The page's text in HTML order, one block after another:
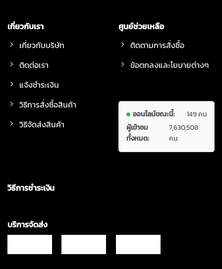
เกี่ยวกับเรา
เกี่ยวกับบริษัท
ติดต่อเรา
แจ้งชำระเงิน
วิธีการสั่งซื้อสินค้า
วิธีจัดส่งสินค้า
ศูนย์ช่วยเหลือ
ติดตามการสั่งซื้อ
ข้อตกลงและโยบายต่างๆ
ออนไลน์ขณะนี้:
149 คน
ผู้เข้าชม
ทั้งหมด:
7,630,508
คน
วิธีการชำระเงิน
บริการจัดส่ง